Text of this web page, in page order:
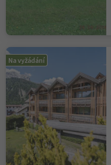
Na vyžádání